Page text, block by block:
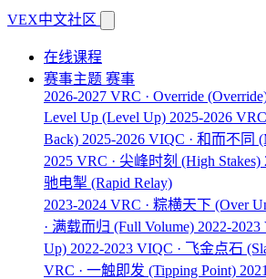
VEX中文社区
在线课程
赛事主题 赛事
2026-2027 VRC · Override
Level Up (Level Up) 2025-2026
Back) 2025-2026 VIQC · 和而不同
2025 VRC · 尖峰时刻 (High Stakes)
驰电掣 (Rapid Relay)
2023-2024 VRC · 粽横天下 (Over
· 满载而归 (Full Volume) 2022-
Up) 2022-2023 VIQC · 飞金点石
VRC · 一触即发 (Tipping Point)